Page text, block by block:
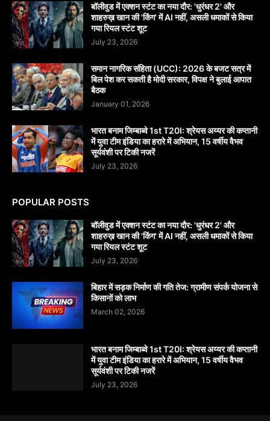
बॉलीवुड में एक्शन स्टंट का नया दौर: 'धुरंधर 2' और
शाहरुख़ खान की 'किंग' में AI नहीं, असली धमाकों से किया
गया रियल स्टंट शूट
July 23, 2026
समान नागरिक संहिता (UCC): 2026 के बजट सत्र में
बिल पेश कर सकती है मोदी सरकार, विपक्ष ने बुलाई आपात
बैठक
January 01, 2026
भारत बनाम जिम्बाब्वे 1st T20I: श्रेयस अय्यर की कप्तानी
में युवा टीम इंडिया का हरारे में अभियान, 15 वर्षीय वैभव
सूर्यवंशी पर टिकी नजरें
July 23, 2026
POPULAR POSTS
बॉलीवुड में एक्शन स्टंट का नया दौर: 'धुरंधर 2' और
शाहरुख़ खान की 'किंग' में AI नहीं, असली धमाकों से किया
गया रियल स्टंट शूट
July 23, 2026
बिहार में सड़क निर्माण की गति तेज: ग्रामीण संपर्क योजना से
किसानों को लाभ
March 02, 2026
भारत बनाम जिम्बाब्वे 1st T20I: श्रेयस अय्यर की कप्तानी
में युवा टीम इंडिया का हरारे में अभियान, 15 वर्षीय वैभव
सूर्यवंशी पर टिकी नजरें
July 23, 2026